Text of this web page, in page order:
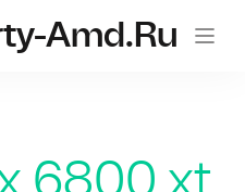
Amd.ru